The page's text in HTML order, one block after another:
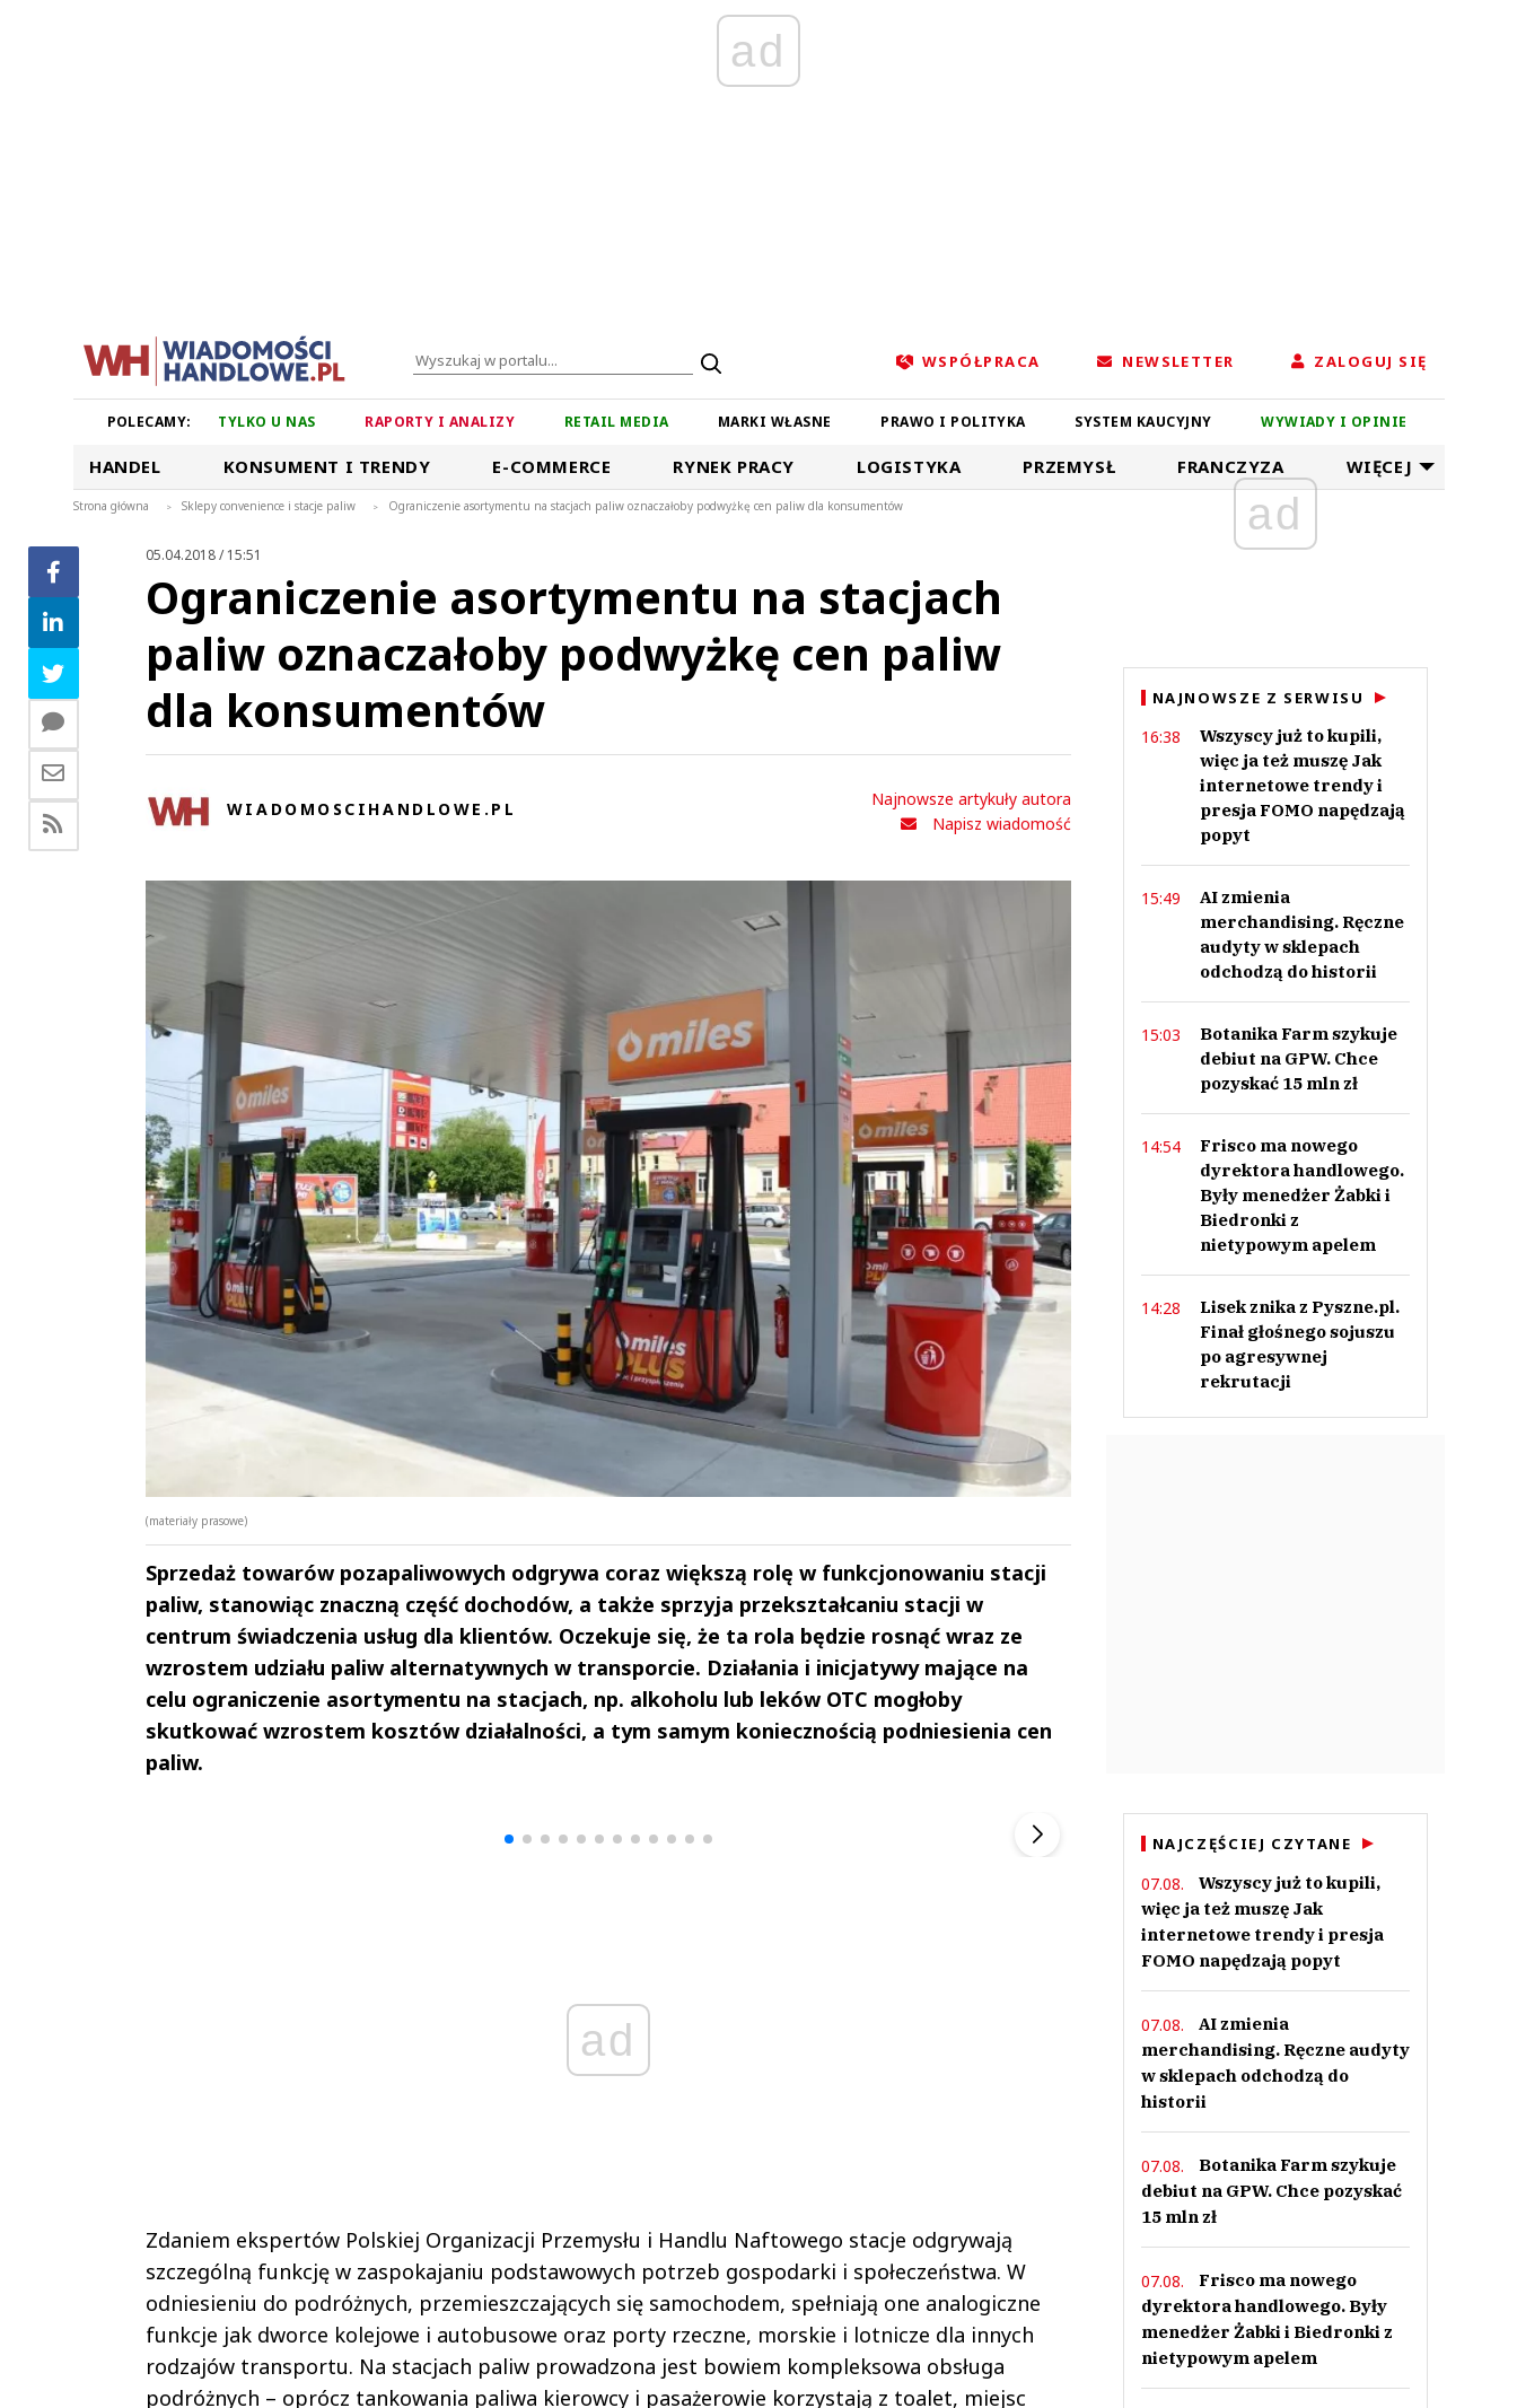
ad
WSPÓŁPRACA NEWSLETTER ZALOGUJ SIĘ
POLECAMY: TYLKO U NAS RAPORTY I ANALIZY RETAIL MEDIA MARKI WŁASNE PRAWO I POLITYKA SYSTEM KAUCYJNY WYWIADY I OPINIE
HANDEL KONSUMENT I TRENDY E-COMMERCE RYNEK PRACY LOGISTYKA PRZEMYSŁ FRANCZYZA WIĘCEJ
Strona główna > Sklepy convenience i stacje paliw > Ograniczenie asortymentu na stacjach paliw oznaczałoby podwyżkę cen paliw dla konsumentów
05.04.2018 / 15:51
Ograniczenie asortymentu na stacjach
paliw oznaczałoby podwyżkę cen paliw
dla konsumentów
WIADOMOSCIHANDLOWE.PL
Najnowsze artykuły autora
Napisz wiadomość
(materiały prasowe)
Sprzedaż towarów pozapaliwowych odgrywa coraz większą rolę w funkcjonowaniu stacji
paliw, stanowiąc znaczną część dochodów, a także sprzyja przekształcaniu stacji w
centrum świadczenia usług dla klientów. Oczekuje się, że ta rola będzie rosnąć wraz ze
wzrostem udziału paliw alternatywnych w transporcie. Działania i inicjatywy mające na
celu ograniczenie asortymentu na stacjach, np. alkoholu lub leków OTC mogłoby
skutkować wzrostem kosztów działalności, a tym samym koniecznością podniesienia cen
paliw.
ad
Zdaniem ekspertów Polskiej Organizacji Przemysłu i Handlu Naftowego stacje odgrywają
szczególną funkcję w zaspokajaniu podstawowych potrzeb gospodarki i społeczeństwa. W
odniesieniu do podróżnych, przemieszczających się samochodem, spełniają one analogiczne
funkcje jak dworce kolejowe i autobusowe oraz porty rzeczne, morskie i lotnicze dla innych
rodzajów transportu. Na stacjach paliw prowadzona jest bowiem kompleksowa obsługa
podróżnych – oprócz tankowania paliwa kierowcy i pasażerowie korzystają z toalet, miejsc
Andrzej i Marta
▶
ad
NAJNOWSZE Z SERWISU
16:38
Wszyscy już to kupili,
więc ja też muszę Jak
internetowe trendy i
presja FOMO napędzają
popyt
15:49
AI zmienia
merchandising. Ręczne
audyty w sklepach
odchodzą do historii
15:03
Botanika Farm szykuje
debiut na GPW. Chce
pozyskać 15 mln zł
14:54
Frisco ma nowego
dyrektora handlowego.
Były menedżer Żabki i
Biedronki z
nietypowym apelem
14:28
Lisek znika z Pyszne.pl.
Finał głośnego sojuszu
po agresywnej
rekrutacji
NAJCZĘŚCIEJ CZYTANE
07.08.
Wszyscy już to kupili,
więc ja też muszę Jak
internetowe trendy i presja
FOMO napędzają popyt
07.08.
AI zmienia
merchandising. Ręczne audyty
w sklepach odchodzą do
historii
07.08.
Botanika Farm szykuje
debiut na GPW. Chce pozyskać
15 mln zł
07.08.
Frisco ma nowego
dyrektora handlowego. Były
menedżer Żabki i Biedronki z
nietypowym apelem